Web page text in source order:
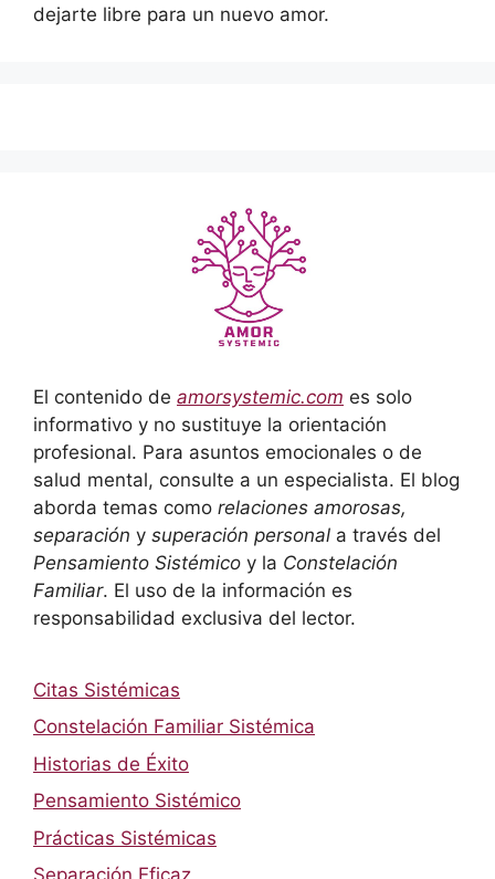
dejarte libre para un nuevo amor.
El contenido de amorsystemic.com es solo
informativo y no sustituye la orientación
profesional. Para asuntos emocionales o de
salud mental, consulte a un especialista. El blog
aborda temas como relaciones amorosas,
separación y superación personal a través del
Pensamiento Sistémico y la Constelación
Familiar. El uso de la información es
responsabilidad exclusiva del lector.
Citas Sistémicas
Constelación Familiar Sistémica
Historias de Éxito
Pensamiento Sistémico
Prácticas Sistémicas